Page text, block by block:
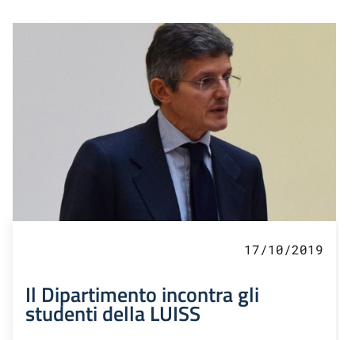
17/10/2019
Il Dipartimento incontra gli
studenti della LUISS